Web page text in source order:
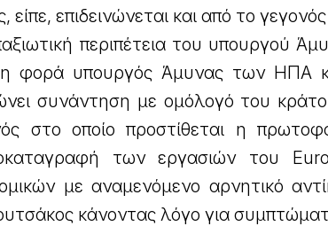
είπε, επιδεινώνεται και από το
περιπέτεια του υπουργού
φορά υπουργός Άμυνας των ΗΠΑ
συνάντηση με ομόλογό του
στο οποίο προστίθεται η
των εργασιών του
με αναμενόμενο αρνητικό
κάνοντας λόγο για